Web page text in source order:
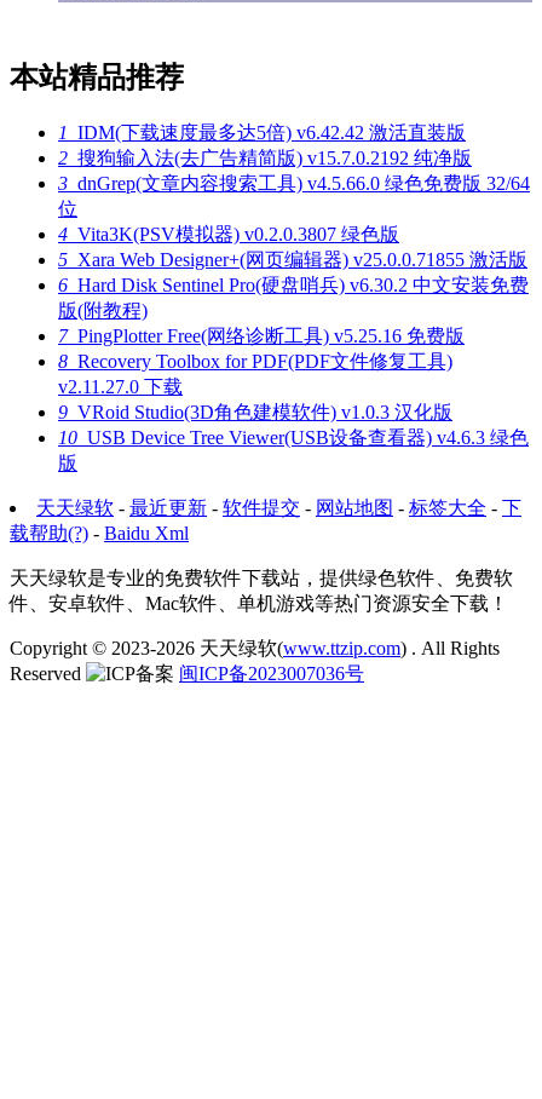
本站精品推荐
1 IDM(下载速度最多达5倍) v6.42.42 激活直装版
2 搜狗输入法(去广告精简版) v15.7.0.2192 纯净版
3 dnGrep(文章内容搜索工具) v4.5.66.0 绿色免费版 32/64
位
4 Vita3K(PSV模拟器) v0.2.0.3807 绿色版
5 Xara Web Designer+(网页编辑器) v25.0.0.71855 激活版
6 Hard Disk Sentinel Pro(硬盘哨兵) v6.30.2 中文安装免费
版(附教程)
7PingPlotter Free(网络诊断工具) v5.25.16 免费版
8 Recovery Toolbox for PDF(PDF文件修复工具)
v2.11.27.0 下载
9 VRoid Studio(3D角色建模软件) v1.0.3 汉化版
10 USB Device Tree Viewer(USB设备查看器) v4.6.3 绿色
版
天天绿软 - 最近更新 - 软件提交 - 网站地图 - 标签大全 - 下
载帮助(?) - Baidu Xml
天天绿软是专业的免费软件下载站，提供绿色软件、免费软
件、安卓软件、Mac软件、单机游戏等热门资源安全下载！
Copyright © 2023-2026 天天绿软(www.ttzip.com) . All Rights
Reserved
闽ICP备2023007036号